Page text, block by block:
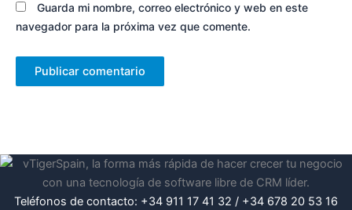
Guarda mi nombre, correo electrónico y web en este
navegador para la próxima vez que comente.
Teléfonos de contacto: +34 911 17 41 32 / +34 678 20 53 16